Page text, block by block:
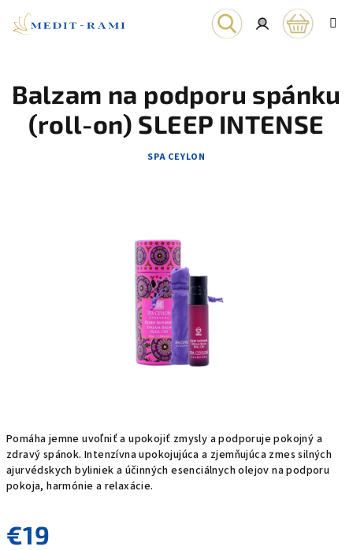
obsah
košík
Pomáha jemne uvoľniť a upokojiť zmysly a podporuje pokojný a
zdravý spánok. Intenzívna upokojujúca a zjemňujúca zmes silných
ajurvédskych byliniek a účinných esenciálnych olejov na podporu
pokoja, harmónie a relaxácie.
€19
Balzam na podporu spánku
(roll-on) SLEEP INTENSE
SPA CEYLON